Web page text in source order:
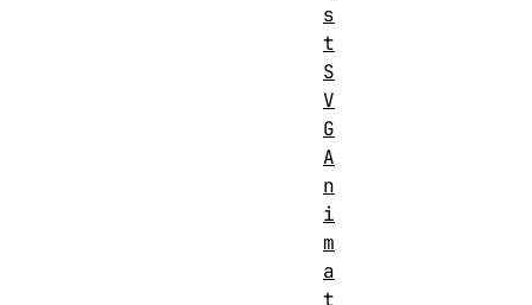
s
t
S
V
G
A
n
i
m
a
t